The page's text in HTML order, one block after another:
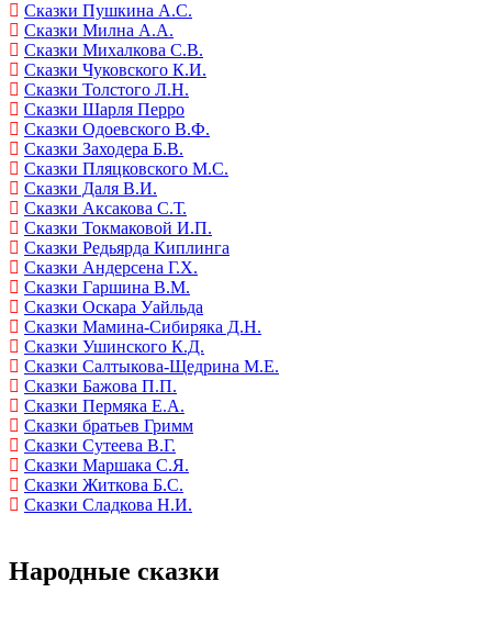
Сказки Пушкина А.С.
Сказки Милна А.А.
Сказки Михалкова С.В.
Сказки Чуковского К.И.
Сказки Толстого Л.Н.
Сказки Шарля Перро
Сказки Одоевского В.Ф.
Сказки Заходера Б.В.
Сказки Пляцковского М.С.
Сказки Даля В.И.
Сказки Аксакова С.Т.
Сказки Токмаковой И.П.
Сказки Редьярда Киплинга
Сказки Андерсена Г.Х.
Сказки Гаршина В.М.
Сказки Оскара Уайльда
Сказки Мамина-Сибиряка Д.Н.
Сказки Ушинского К.Д.
Сказки Салтыкова-Щедрина М.Е.
Сказки Бажова П.П.
Сказки Пермяка Е.А.
Сказки братьев Гримм
Сказки Сутеева В.Г.
Сказки Маршака С.Я.
Сказки Житкова Б.С.
Сказки Сладкова Н.И.
Народные сказки